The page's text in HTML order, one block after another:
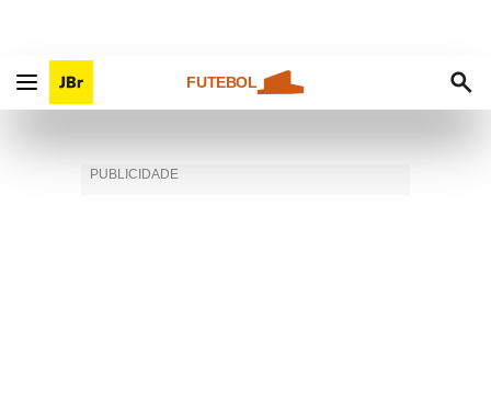
FUTEBOL